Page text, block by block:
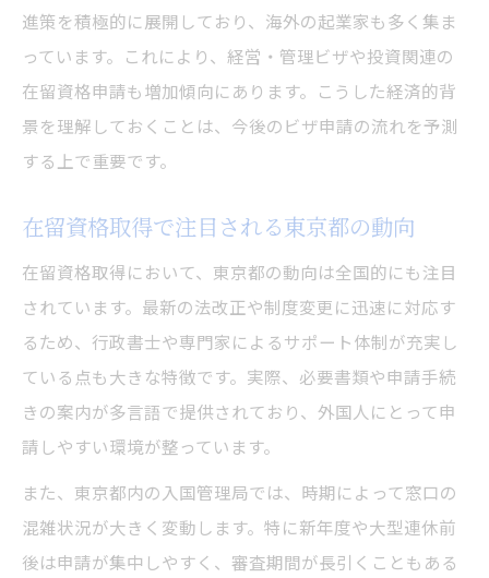
進策を積極的に展開しており、海外の起業家も多く集ま
っています。これにより、経営・管理ビザや投資関連の
在留資格申請も増加傾向にあります。こうした経済的背
景を理解しておくことは、今後のビザ申請の流れを予測
する上で重要です。
在留資格取得で注目される東京都の動向
在留資格取得において、東京都の動向は全国的にも注目
されています。最新の法改正や制度変更に迅速に対応す
るため、行政書士や専門家によるサポート体制が充実し
ている点も大きな特徴です。実際、必要書類や申請手続
きの案内が多言語で提供されており、外国人にとって申
請しやすい環境が整っています。
また、東京都内の入国管理局では、時期によって窓口の
混雑状況が大きく変動します。特に新年度や大型連休前
後は申請が集中しやすく、審査期間が長引くこともある